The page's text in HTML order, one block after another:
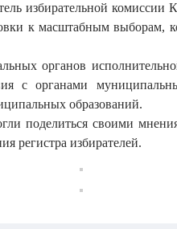
избирательной комиссии
к масштабным выборам,
органов
с органами
образований.
поделиться своими
регистра избирателей.